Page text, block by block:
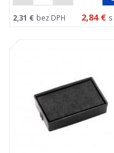
2,31 € bez DPH 2,84 €